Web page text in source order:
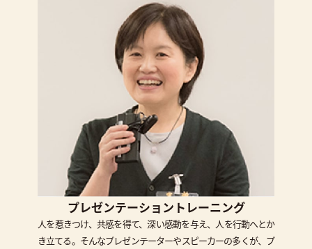
プレゼンテーショントレーニング
人を惹きつけ、共感を得て、深い感動を与え、人を行動へとか
き立てる。そんなプレゼンテーターやスピーカーの多くが、プ